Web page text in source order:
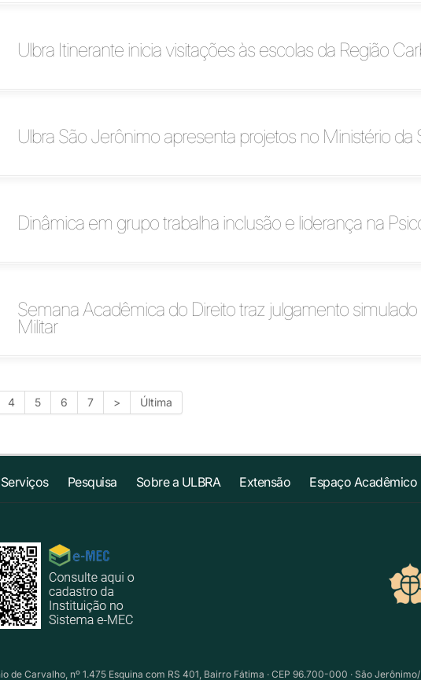
Ulbra Itinerante inicia visitações às escolas da Região
Ulbra São Jerônimo apresenta projetos no Ministério da
Dinâmica em grupo trabalha inclusão e liderança na
Semana Acadêmica do Direito traz julgamento
Militar
4 5 6 7 > Última
Pesquisa Sobre a ULBRA Extensão Espaço Acadêmico
de Carvalho, nº 1.475 Esquina com RS 401, Bairro Fátima · CEP 96.700-000 · São Jerônimo/